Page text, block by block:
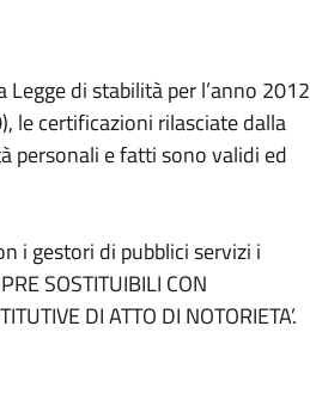
di stabilità per l’anno 2012
le certificazioni rilasciate dalla
personali e fatti sono validi ed
i gestori di pubblici servizi i
SOSTITUIBILI CON
DI ATTO DI NOTORIETA’.